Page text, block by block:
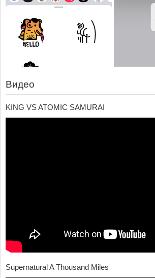
Видео
KING VS ATOMIC SAMURAI
Supernatural A Thousand Miles